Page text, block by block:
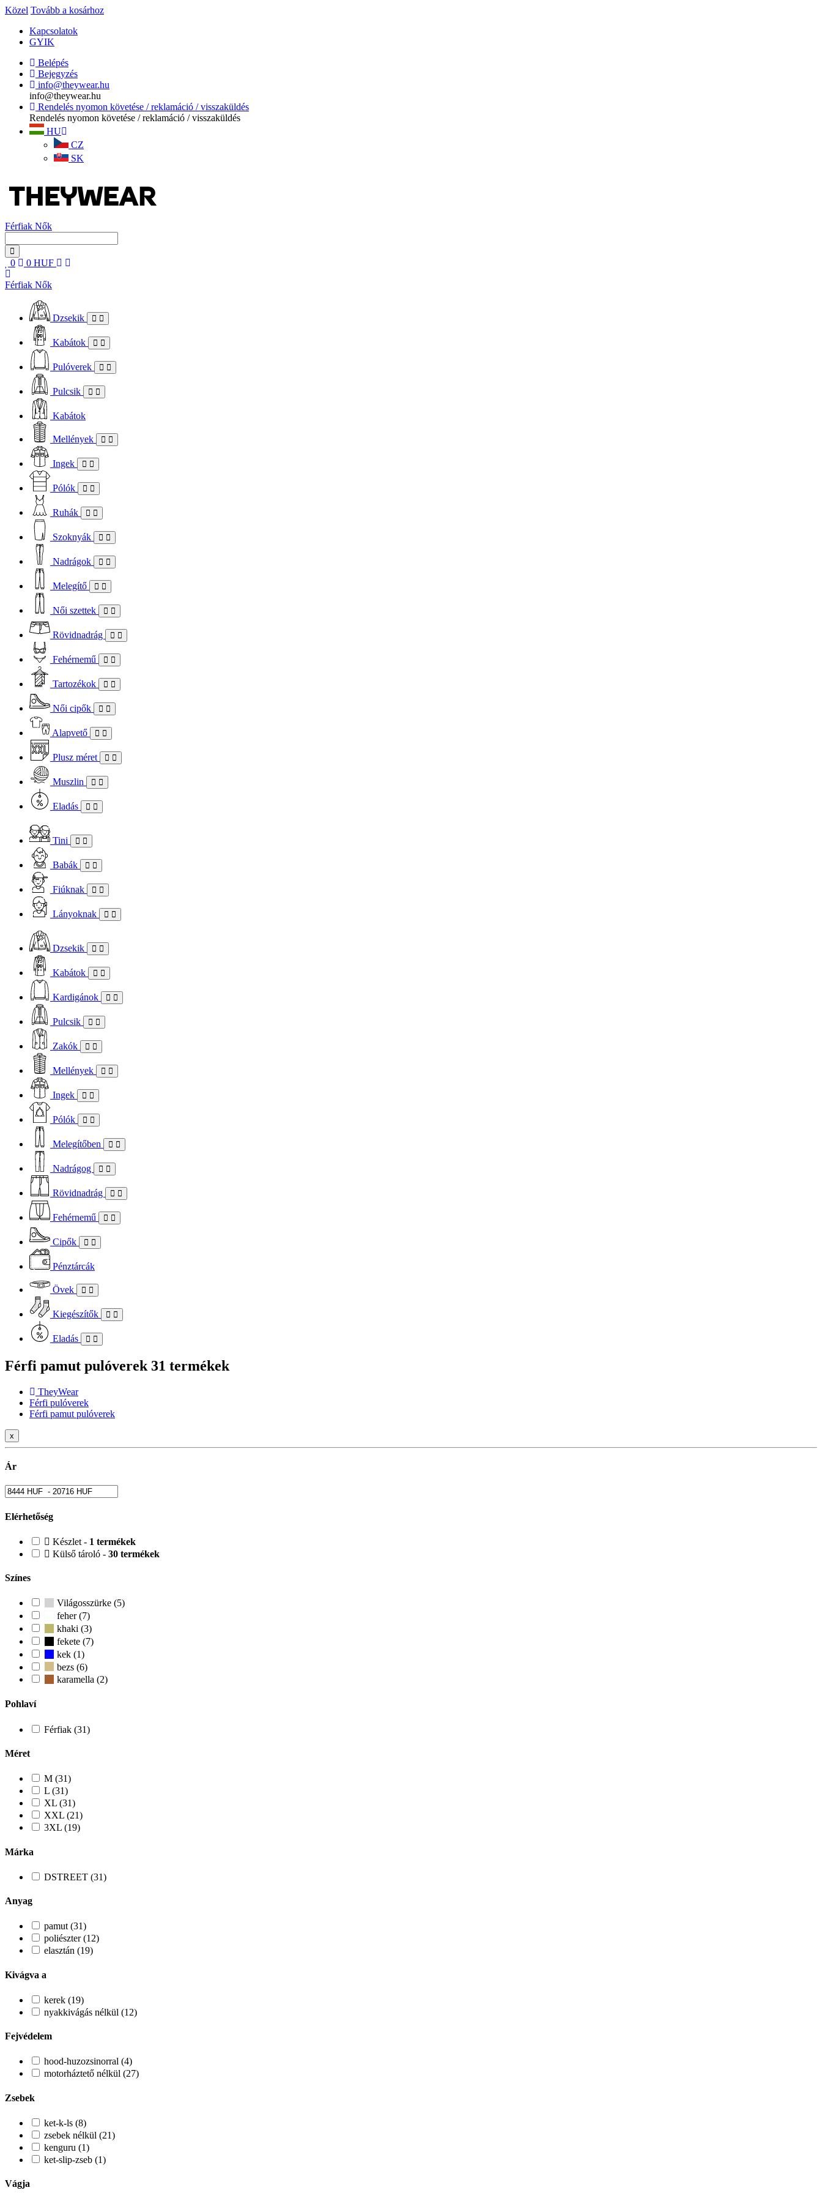
Közel Tovább a kosárhoz
Kapcsolatok
GYIK
Belépés
Bejegyzés
info@theywear.hu
info@theywear.hu
Rendelés nyomon követése / reklamáció / visszaküldés
Rendelés nyomon követése / reklamáció / visszaküldés
HU
CZ
SK
Férfiak Nők
0 0 HUF
Férfiak Nők
Dzsekik
Kabátok
Pulóverek
Pulcsik
Kabátok
Mellények
Ingek
Pólók
Ruhák
Szoknyák
Nadrágok
Melegítő
Női szettek
Rövidnadrág
Fehérnemű
Tartozékok
Női cipők
Alapvető
Plusz méret
Muszlin
Eladás
Tini
Babák
Fiúknak
Lányoknak
Dzsekik
Kabátok
Kardigánok
Pulcsik
Zakók
Mellények
Ingek
Pólók
Melegítőben
Nadrágog
Rövidnadrág
Fehérnemű
Cipők
Pénztárcák
Övek
Kiegészítők
Eladás
Férfi pamut pulóverek 31 termékek
TheyWear
Férfi pulóverek
Férfi pamut pulóverek
x
Ár
Elérhetőség
Készlet - 1 termékek
Külső tároló - 30 termékek
Színes
Világosszürke (5)
feher (7)
khaki (3)
fekete (7)
kek (1)
bezs (6)
karamella (2)
Pohlaví
Férfiak (31)
Méret
M (31)
L (31)
XL (31)
XXL (21)
3XL (19)
Márka
DSTREET (31)
Anyag
pamut (31)
poliészter (12)
elasztán (19)
Kivágva a
kerek (19)
nyakkivágás nélkül (12)
Fejvédelem
hood-huzozsinorral (4)
motorháztető nélkül (27)
Zsebek
ket-k-ls (8)
zsebek nélkül (21)
kenguru (1)
ket-slip-zseb (1)
Vágja